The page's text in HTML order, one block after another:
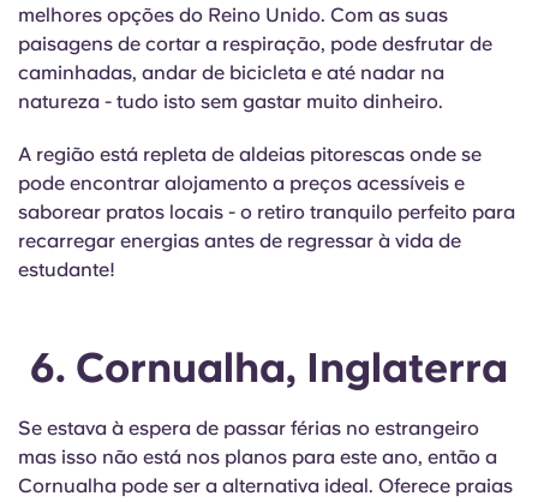
melhores opções do Reino Unido. Com as suas
paisagens de cortar a respiração, pode desfrutar de
caminhadas, andar de bicicleta e até nadar na
natureza - tudo isto sem gastar muito dinheiro.
A região está repleta de aldeias pitorescas onde se
pode encontrar alojamento a preços acessíveis e
saborear pratos locais - o retiro tranquilo perfeito para
recarregar energias antes de regressar à vida de
estudante!
6. Cornualha, Inglaterra
Se estava à espera de passar férias no estrangeiro
mas isso não está nos planos para este ano, então a
Cornualha pode ser a alternativa ideal. Oferece praias